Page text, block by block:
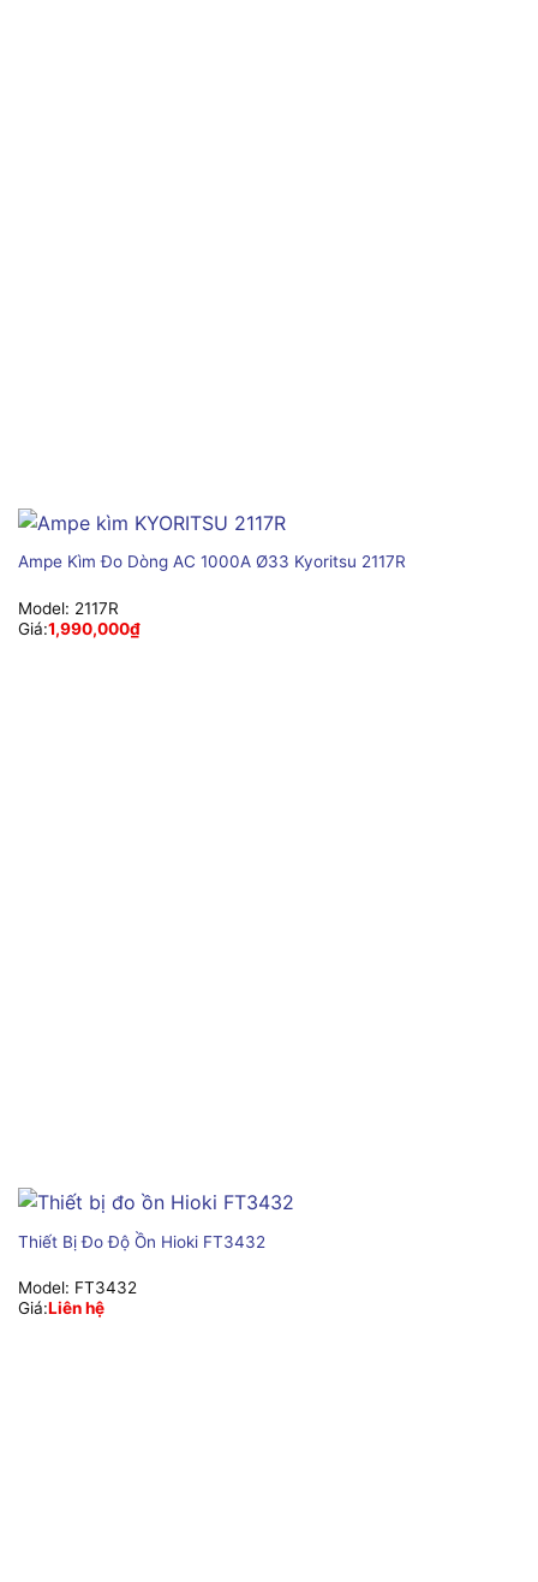
Ampe Kìm Đo Dòng AC 1000A Ø33 Kyoritsu 2117R
Model: 2117R
Giá:1,990,000₫
Thiết Bị Đo Độ Ồn Hioki FT3432
Model: FT3432
Giá:Liên hệ